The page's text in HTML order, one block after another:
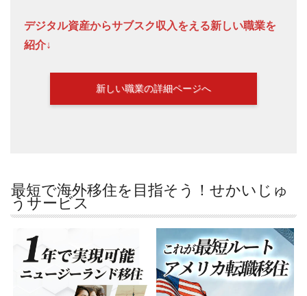
デジタル資産からサブスク収入をえる新しい職業を
紹介↓
新しい職業の詳細ページへ
最短で海外移住を目指そう！せかいじゅ
うサービス